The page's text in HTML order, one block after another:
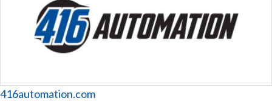
Website
416automation.com